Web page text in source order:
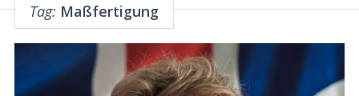
Tag: Maßfertigung